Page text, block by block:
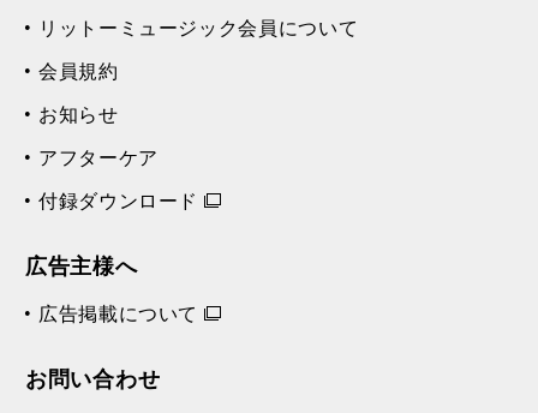
リットーミュージック会員について
会員規約
お知らせ
アフターケア
付録ダウンロード
広告主様へ
広告掲載について
お問い合わせ